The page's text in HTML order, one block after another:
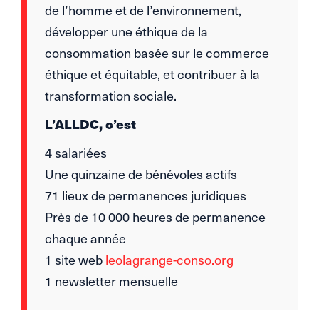
de l’homme et de l’environnement,
développer une éthique de la
consommation basée sur le commerce
éthique et équitable, et contribuer à la
transformation sociale.
L’ALLDC, c’est
4 salariées
Une quinzaine de bénévoles actifs
71 lieux de permanences juridiques
Près de 10 000 heures de permanence
chaque année
1 site web leolagrange-conso.org
1 newsletter mensuelle